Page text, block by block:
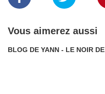
Vous aimerez aussi
BLOG DE YANN - LE NOIR